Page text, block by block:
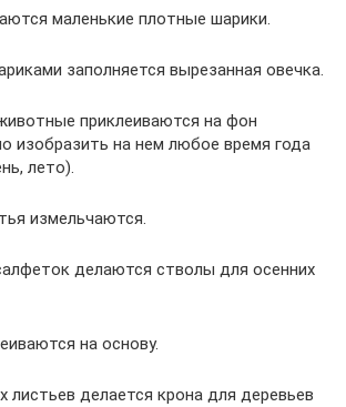
маленькие плотные шарики.
заполняется вырезанная овечка.
приклеиваются на фон
изобразить на нем любое время года
лето).
измельчаются.
делаются стволы для осенних
на основу.
листьев делается крона для деревьев